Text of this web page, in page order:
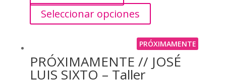
Seleccionar opciones
PRÓXIMAMENTE
PRÓXIMAMENTE // JOSÉ
LUIS SIXTO – Taller